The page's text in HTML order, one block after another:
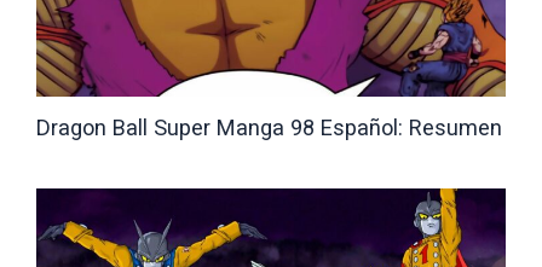
Dragon Ball Super Manga 98 Español: Resumen